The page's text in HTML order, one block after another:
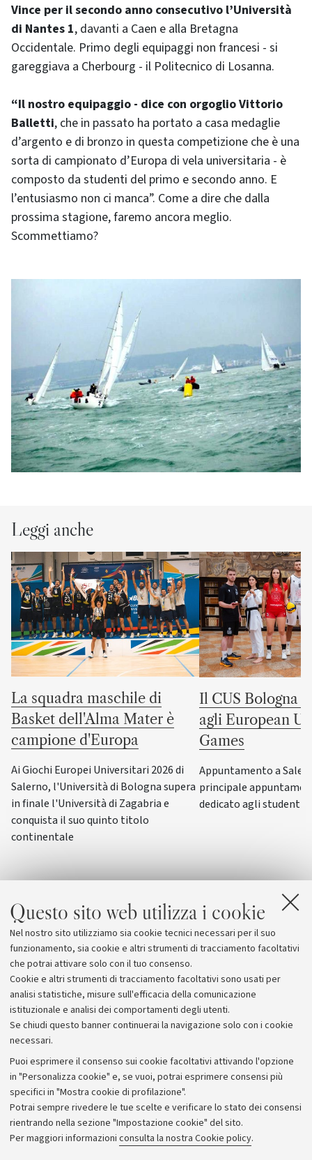
Questo sito web utilizza i cookie
Nel nostro sito utilizziamo sia cookie tecnici necessari per il suo
funzionamento, sia cookie e altri strumenti di tracciamento facoltativi
che potrai attivare solo con il tuo consenso.
Cookie e altri strumenti di tracciamento facoltativi sono usati per
analisi statistiche, misure sull'efficacia della comunicazione
istituzionale e analisi dei comportamenti degli utenti.
Se chiudi questo banner continuerai la navigazione solo con i cookie
necessari.
Puoi esprimere il consenso sui cookie facoltativi attivando l'opzione
in "Personalizza cookie" e, se vuoi, potrai esprimere consensi più
specifici in "Mostra cookie di profilazione".
Potrai sempre rivedere le tue scelte e verificare lo stato dei consensi
rientrando nella sezione "Impostazione cookie" del sito.
Per maggiori informazioni consulta la nostra Cookie policy.
Vince per il secondo anno consecutivo l’Università
di Nantes 1, davanti a Caen e alla Bretagna
Occidentale. Primo degli equipaggi non francesi - si
gareggiava a Cherbourg - il Politecnico di Losanna.
“Il nostro equipaggio - dice con orgoglio Vittorio
Balletti, che in passato ha portato a casa medaglie
d’argento e di bronzo in questa competizione che è una
sorta di campionato d’Europa di vela universitaria - è
composto da studenti del primo e secondo anno. E
l’entusiasmo non ci manca”. Come a dire che dalla
prossima stagione, faremo ancora meglio.
Scommettiamo?
Leggi anche
La squadra maschile di
Basket dell'Alma Mater è
campione d'Europa
Ai Giochi Europei Universitari 2026 di
Salerno, l'Università di Bologna supera
in finale l'Università di Zagabria e
conquista il suo quinto titolo
continentale
Il CUS Bologna
agli European
Games
Appuntamento a
principale
dedicato agli
Archivio
Comunicati stampa
Redazione
Rassegna stampa